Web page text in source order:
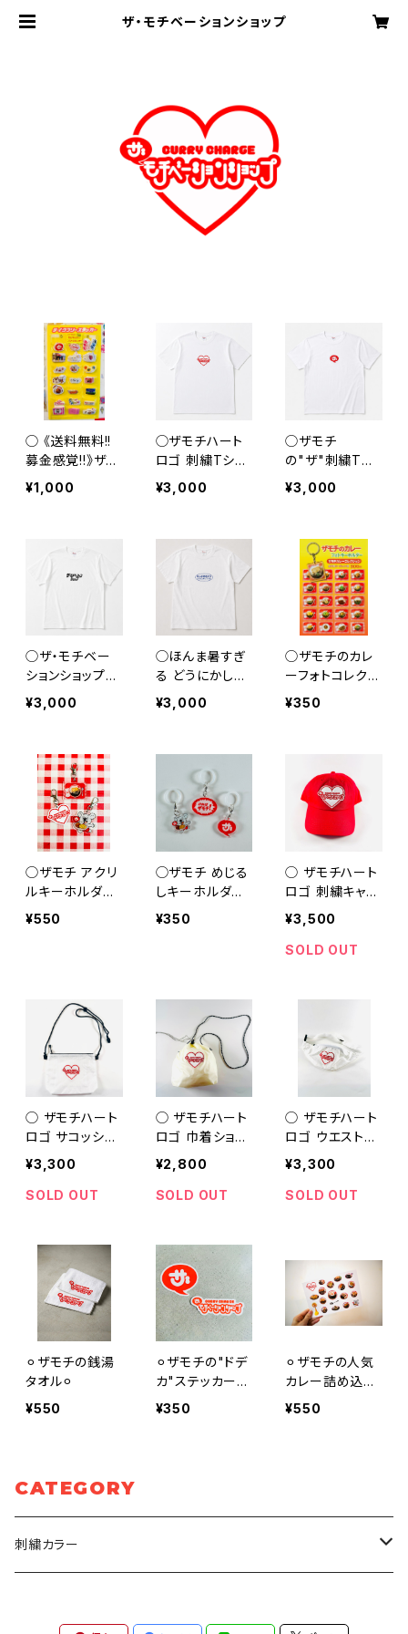
ザ・モチベーションショップ
◯ 《送料無料!!
募金感覚!!》ザモ
チステッカー フ
ルセット◯
¥1,000
◯ザモチハート
ロゴ 刺繍Tシャ
ツ◯
¥3,000
◯ザモチ
の"ザ"刺繍Tシ
ャツ◯
¥3,000
◯ザ・モチベー
ションショップ
刺繍Tシャツ◯
¥3,000
◯ほんま暑すぎ
る どうにかして
くれ 刺繍Tシャ
ツ◯
¥3,000
◯ザモチのカレ
ーフォトコレクシ
ョンキーホルダ
¥350
◯ザモチ アクリ
ルキーホルダー
◯
¥550
◯ザモチ めじる
しキーホルダー
◯
¥350
◯ ザモチハート
ロゴ 刺繍キャッ
プ ◯
¥3,500
SOLD OUT
◯ ザモチハート
ロゴ サコッシュ
◯
¥3,300
SOLD OUT
◯ ザモチハート
ロゴ 巾着ショル
ダー ◯
¥2,800
SOLD OUT
◯ ザモチハート
ロゴ ウエストバ
ッグ ◯
¥3,300
SOLD OUT
⚪︎ザモチの銭湯
タオル⚪︎
¥550
⚪︎ザモチの"ドデ
カ"ステッカーセ
ット⚪︎
¥350
⚪︎ザモチの人気
カレー詰め込み
ステッカーシー
¥550
CATEGORY
刺繍カラー